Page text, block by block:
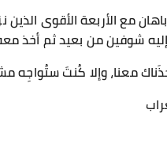
مع الأربعة الأقوى
شوفين من بعيد ثم أخذ
معنا، وإلا كُنتَ ستُواجِه